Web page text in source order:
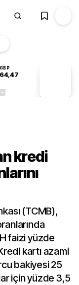
GBP
64,47
kredi
(TCMB),
faizi yüzde
kartı azami
bakiyesi 25
için yüzde 3,5